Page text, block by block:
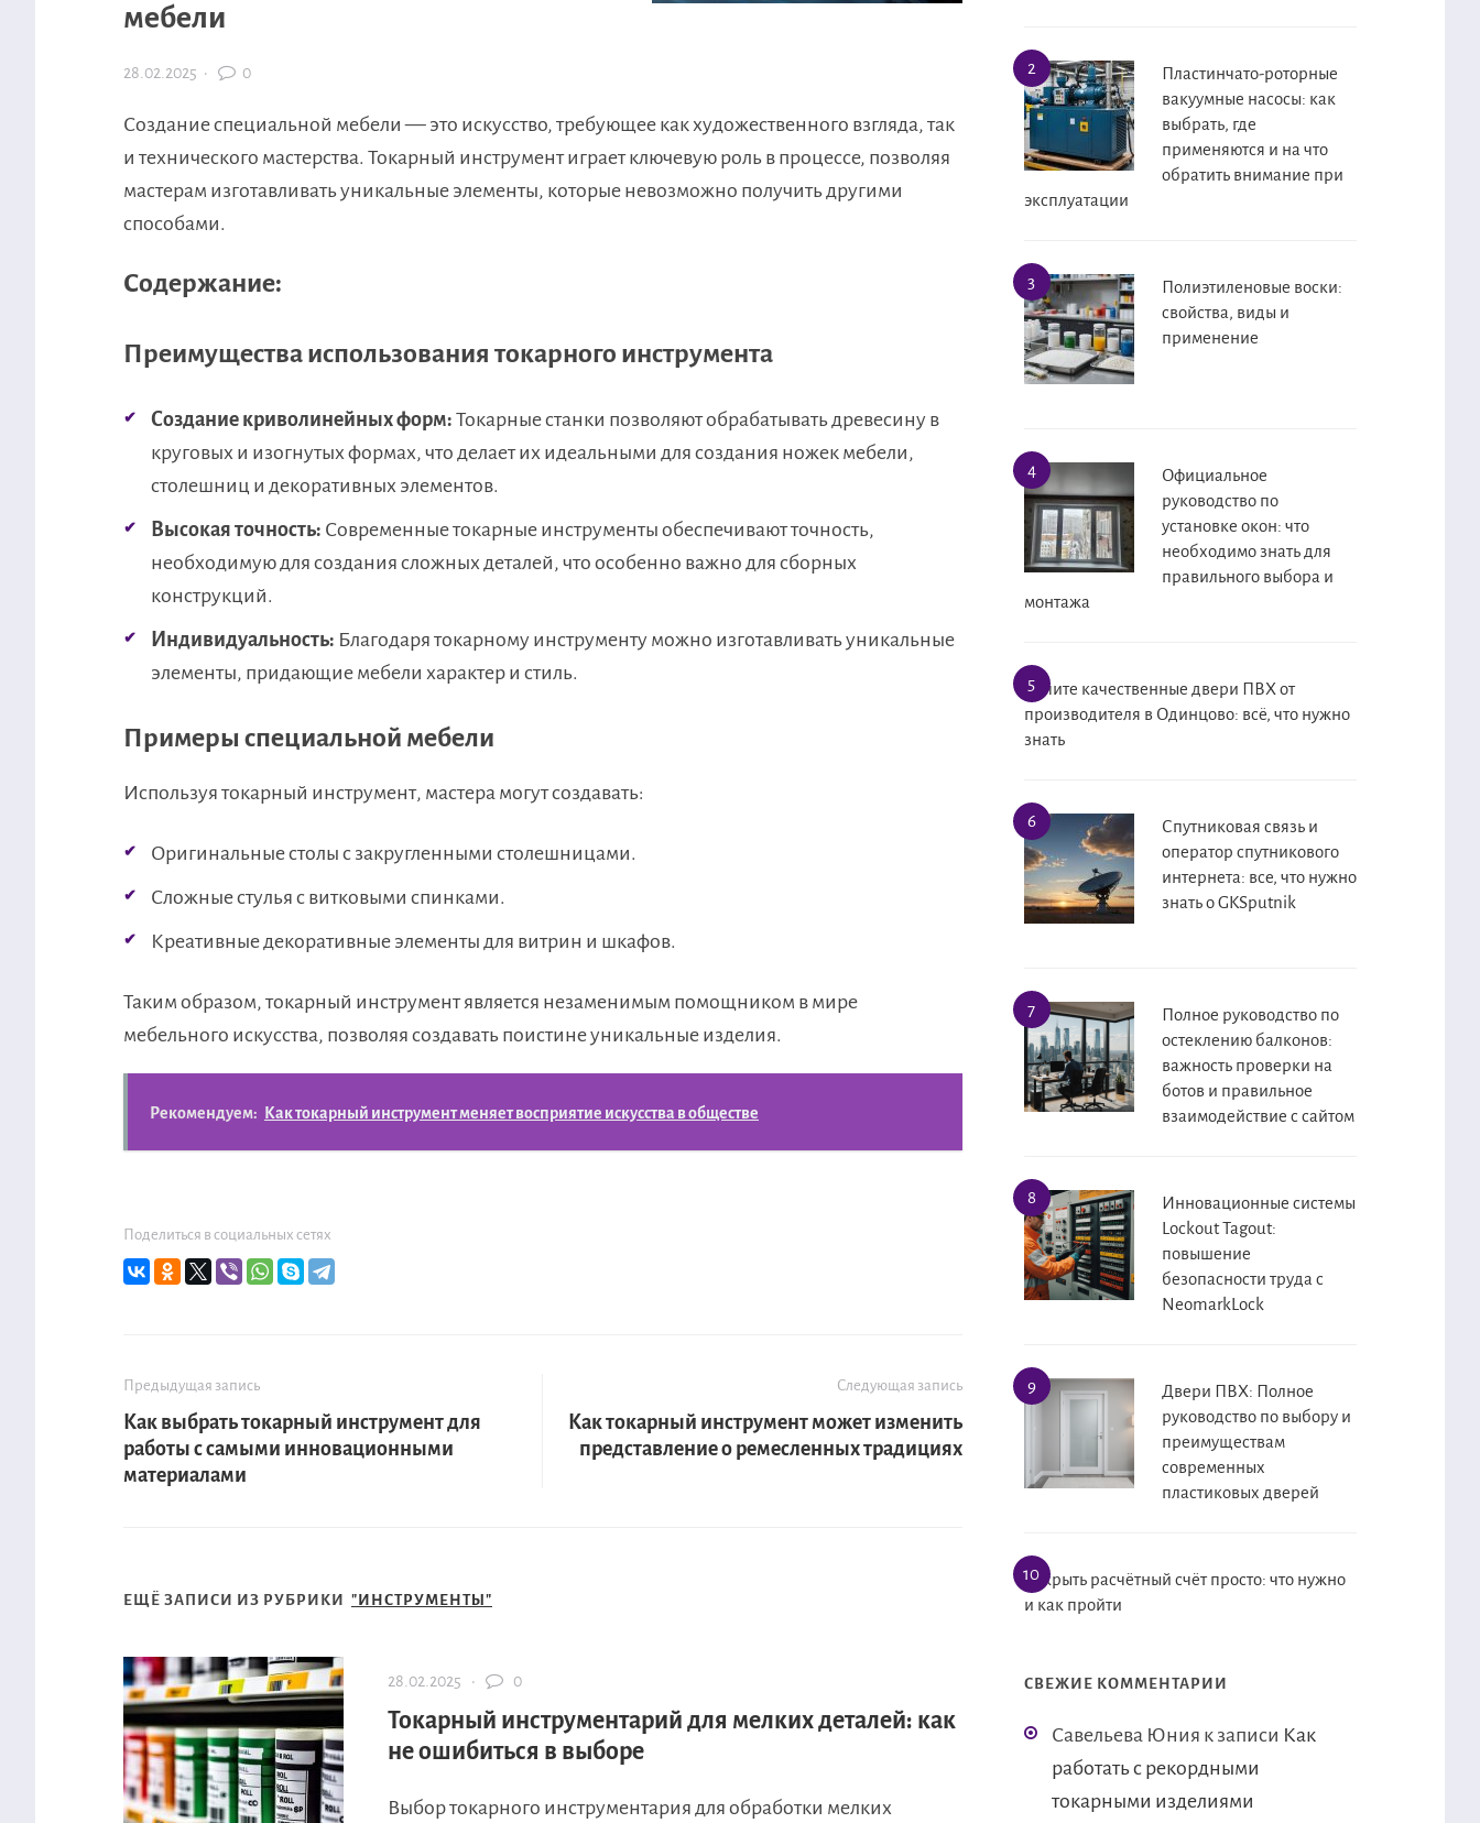
мебели
28.02.2025 · 0
Создание специальной мебели — это искусство, требующее как художественного взгляда, так
и технического мастерства. Токарный инструмент играет ключевую роль в процессе, позволяя
мастерам изготавливать уникальные элементы, которые невозможно получить другими
способами.
Содержание:
Преимущества использования токарного инструмента
Создание криволинейных форм: Токарные станки позволяют обрабатывать древесину в
круговых и изогнутых формах, что делает их идеальными для создания ножек мебели,
столешниц и декоративных элементов.
Высокая точность: Современные токарные инструменты обеспечивают точность,
необходимую для создания сложных деталей, что особенно важно для сборных
конструкций.
Индивидуальность: Благодаря токарному инструменту можно изготавливать уникальные
элементы, придающие мебели характер и стиль.
Примеры специальной мебели
Используя токарный инструмент, мастера могут создавать:
Оригинальные столы с закругленными столешницами.
Сложные стулья с витковыми спинками.
Креативные декоративные элементы для витрин и шкафов.
Таким образом, токарный инструмент является незаменимым помощником в мире
мебельного искусства, позволяя создавать поистине уникальные изделия.
Рекомендуем: Как токарный инструмент меняет восприятие искусства в обществе
Поделиться в социальных сетях
Предыдущая запись
Как выбрать токарный инструмент для
работы с самыми инновационными
материалами
Следующая запись
Как токарный инструмент может изменить
представление о ремесленных традициях
ЕЩЁ ЗАПИСИ ИЗ РУБРИКИ "ИНСТРУМЕНТЫ"
28.02.2025 · 0
Токарный инструментарий для мелких деталей: как
не ошибиться в выборе
Выбор токарного инструментария для обработки мелких
Пластинчато-роторные
вакуумные насосы: как
выбрать, где
применяются и на что
обратить внимание при
эксплуатации
Полиэтиленовые воски:
свойства, виды и
применение
Официальное
руководство по
установке окон: что
необходимо знать для
правильного выбора и
монтажа
Купите качественные двери ПВХ от
производителя в Одинцово: всё, что нужно
знать
Спутниковая связь и
оператор спутникового
интернета: все, что нужно
знать о GKSputnik
Полное руководство по
остеклению балконов:
важность проверки на
ботов и правильное
взаимодействие с сайтом
Инновационные системы
Lockout Tagout:
повышение
безопасности труда с
NeomarkLock
Двери ПВХ: Полное
руководство по выбору и
преимуществам
современных
пластиковых дверей
Открыть расчётный счёт просто: что нужно
и как пройти
СВЕЖИЕ КОММЕНТАРИИ
Савельева Юния к записи Как
работать с рекордными
токарными изделиями